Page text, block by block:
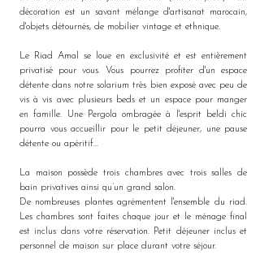
décoration est un savant mélange d'artisanat marocain,
d'objets détournés, de mobilier vintage et ethnique.
Le Riad Amal se loue en exclusivité et est entièrement
privatisé pour vous. Vous pourrez profiter d'un espace
détente dans notre solarium très bien exposé avec peu de
vis à vis avec plusieurs beds et un espace pour manger
en famille. Une Pergola ombragée à l'esprit beldi chic
pourra vous accueillir pour le petit déjeuner, une pause
détente ou apéritif...
La maison possède trois chambres avec trois salles de
bain privatives ainsi qu’un grand salon.
De nombreuses plantes agrémentent l'ensemble du riad.
Les chambres sont faites chaque jour et le ménage final
est inclus dans votre réservation. Petit déjeuner inclus et
personnel de maison sur place durant votre séjour.